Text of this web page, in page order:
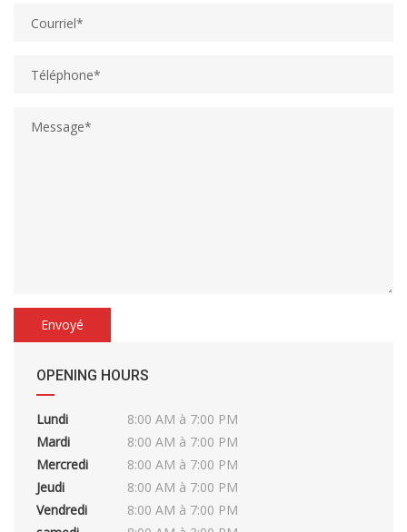
OPENING HOURS
Lundi
8:00 AM à 7:00 PM
Mardi
8:00 AM à 7:00 PM
Mercredi
8:00 AM à 7:00 PM
Jeudi
8:00 AM à 7:00 PM
Vendredi
8:00 AM à 7:00 PM